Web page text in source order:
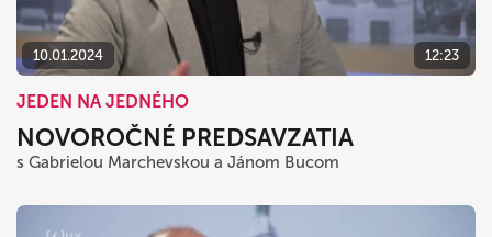
10.01.2024 12:23
JEDEN NA JEDNÉHO
NOVOROČNÉ PREDSAVZATIA
s Gabrielou Marchevskou a Jánom Bucom